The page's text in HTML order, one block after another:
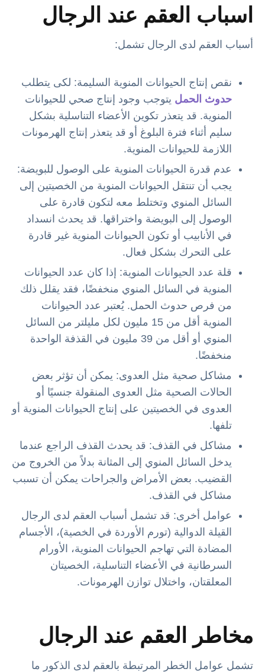
اسباب العقم عند الرجال
أسباب العقم لدى الرجال تشمل:
نقص إنتاج الحيوانات المنوية السليمة: لكى يتطلب
حدوث الحمل يتوجب وجود إنتاج صحي للحيوانات
المنوية. قد يتعذر تكوين الأعضاء التناسلية بشكل
سليم أثناء فترة البلوغ أو قد يتعذر إنتاج الهرمونات
اللازمة للحيوانات المنوية.
عدم قدرة الحيوانات المنوية على الوصول للبويضة:
يجب أن تنتقل الحيوانات المنوية من الخصيتين إلى
السائل المنوي وتختلط معه لتكون قادرة على
الوصول إلى البويضة واختراقها. قد يحدث انسداد
في الأنابيب أو تكون الحيوانات المنوية غير قادرة
على التحرك بشكل فعال.
قلة عدد الحيوانات المنوية: إذا كان عدد الحيوانات
المنوية في السائل المنوي منخفضًا، فقد يقلل ذلك
من فرص حدوث الحمل. يُعتبر عدد الحيوانات
المنوية أقل من 15 مليون لكل مليلتر من السائل
المنوي أو أقل من 39 مليون في القذفة الواحدة
منخفضًا.
مشاكل صحية مثل العدوى: يمكن أن تؤثر بعض
الحالات الصحية مثل العدوى المنقولة جنسيًا أو
العدوى في الخصيتين على إنتاج الحيوانات المنوية أو
تلفها.
مشاكل في القذف: قد يحدث القذف الراجع عندما
يدخل السائل المنوي إلى المثانة بدلاً من الخروج من
القضيب. بعض الأمراض والجراحات يمكن أن تسبب
مشاكل في القذف.
عوامل أخرى: قد تشمل أسباب العقم لدى الرجال
القيلة الدوالية (تورم الأوردة في الخصية)، الأجسام
المضادة التي تهاجم الحيوانات المنوية، الأورام
السرطانية في الأعضاء التناسلية، الخصيتان
المعلقتان، واختلال توازن الهرمونات.
مخاطر العقم عند الرجال
تشمل عوامل الخطر المرتبطة بالعقم لدى الذكور ما